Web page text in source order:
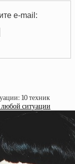
e-mail:
ситуации